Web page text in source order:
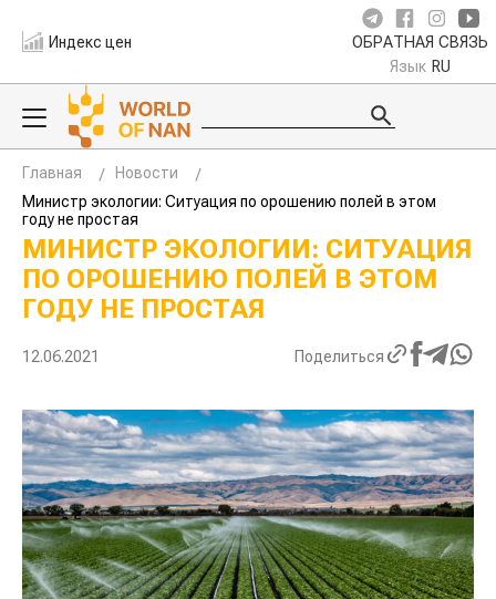
Индекс цен ОБРАТНАЯ СВЯЗЬ
Язык RU
Главная
Новости
Министр экологии: Ситуация по орошению полей в этом
году не простая
МИНИСТР ЭКОЛОГИИ: СИТУАЦИЯ
ПО ОРОШЕНИЮ ПОЛЕЙ В ЭТОМ
ГОДУ НЕ ПРОСТАЯ
12.06.2021 Поделиться